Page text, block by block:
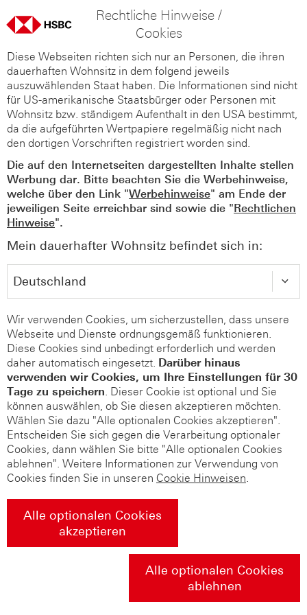
Rechtliche Hinweise /
Cookies
Diese Webseiten richten sich nur an Personen, die ihren
dauerhaften Wohnsitz in dem folgend jeweils
auszuwählenden Staat haben. Die Informationen sind nicht
für US-amerikanische Staatsbürger oder Personen mit
Wohnsitz bzw. ständigem Aufenthalt in den USA bestimmt,
da die aufgeführten Wertpapiere regelmäßig nicht nach
den dortigen Vorschriften registriert worden sind.
Die auf den Internetseiten dargestellten Inhalte stellen
Werbung dar. Bitte beachten Sie die Werbehinweise,
welche über den Link "Werbehinweise" am Ende der
jeweiligen Seite erreichbar sind sowie die "Rechtlichen
Hinweise".
Mein dauerhafter Wohnsitz befindet sich in:
Wir verwenden Cookies, um sicherzustellen, dass unsere
Webseite und Dienste ordnungsgemäß funktionieren.
Diese Cookies sind unbedingt erforderlich und werden
daher automatisch eingesetzt. Darüber hinaus
verwenden wir Cookies, um Ihre Einstellungen für 30
Tage zu speichern. Dieser Cookie ist optional und Sie
können auswählen, ob Sie diesen akzeptieren möchten.
Wählen Sie dazu "Alle optionalen Cookies akzeptieren".
Entscheiden Sie sich gegen die Verarbeitung optionaler
Cookies, dann wählen Sie bitte "Alle optionalen Cookies
ablehnen". Weitere Informationen zur Verwendung von
Cookies finden Sie in unseren Cookie Hinweisen.
Alle optionalen Cookies
akzeptieren
Alle optionalen Cookies
ablehnen